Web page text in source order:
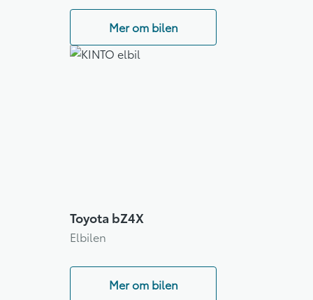
Mer om bilen
Toyota bZ4X
Elbilen
Mer om bilen